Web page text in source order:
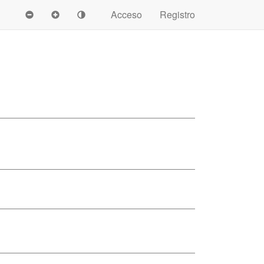
Acceso
Registro